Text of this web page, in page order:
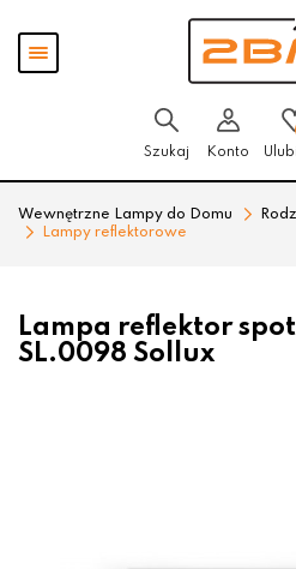
Pokaż
menu
Szukaj Konto
Wewnętrzne Lampy do Domu
Lampy reflektorowe
Lampa reflektor spot
SL.0098 Sollux